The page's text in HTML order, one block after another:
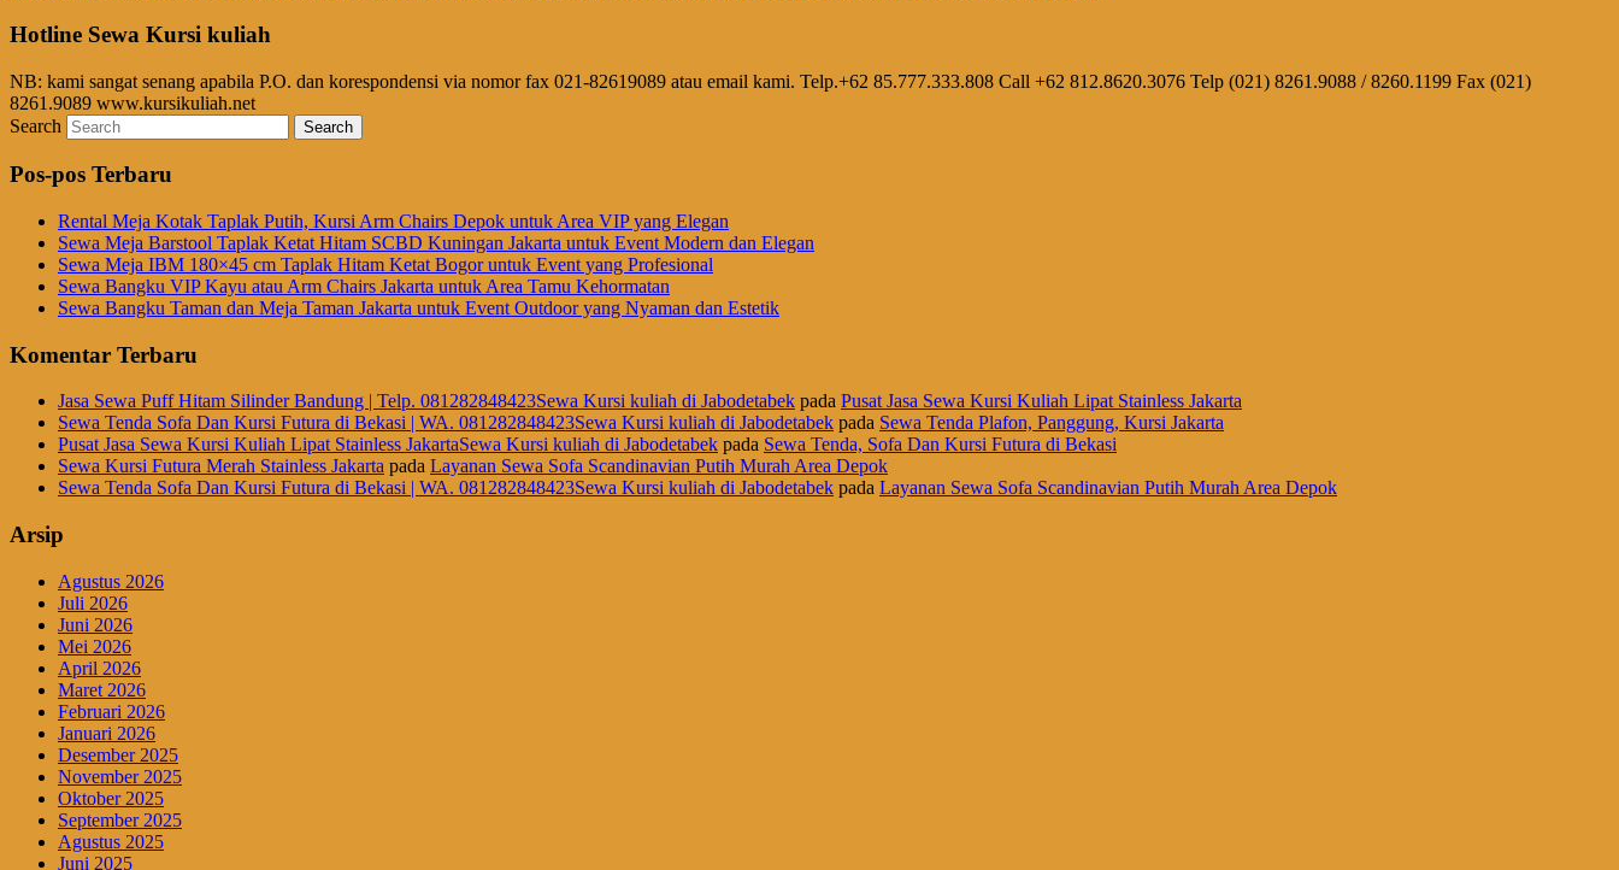
Hotline Sewa Kursi kuliah
NB: kami sangat senang apabila P.O. dan korespondensi via nomor fax 021-82619089 atau email kami. Telp.+62 85.777.333.808 Call +62 812.8620.3076 Telp (021) 8261.9088 / 8260.1199 Fax (021)
8261.9089 www.kursikuliah.net
Search
Pos-pos Terbaru
Rental Meja Kotak Taplak Putih, Kursi Arm Chairs Depok untuk Area VIP yang Elegan
Sewa Meja Barstool Taplak Ketat Hitam SCBD Kuningan Jakarta untuk Event Modern dan Elegan
Sewa Meja IBM 180×45 cm Taplak Hitam Ketat Bogor untuk Event yang Profesional
Sewa Bangku VIP Kayu atau Arm Chairs Jakarta untuk Area Tamu Kehormatan
Sewa Bangku Taman dan Meja Taman Jakarta untuk Event Outdoor yang Nyaman dan Estetik
Komentar Terbaru
Jasa Sewa Puff Hitam Silinder Bandung | Telp. 081282848423Sewa Kursi kuliah di Jabodetabek pada Pusat Jasa Sewa Kursi Kuliah Lipat Stainless Jakarta
Sewa Tenda Sofa Dan Kursi Futura di Bekasi | WA. 081282848423Sewa Kursi kuliah di Jabodetabek pada Sewa Tenda Plafon, Panggung, Kursi Jakarta
Pusat Jasa Sewa Kursi Kuliah Lipat Stainless JakartaSewa Kursi kuliah di Jabodetabek pada Sewa Tenda, Sofa Dan Kursi Futura di Bekasi
Sewa Kursi Futura Merah Stainless Jakarta pada Layanan Sewa Sofa Scandinavian Putih Murah Area Depok
Sewa Tenda Sofa Dan Kursi Futura di Bekasi | WA. 081282848423Sewa Kursi kuliah di Jabodetabek pada Layanan Sewa Sofa Scandinavian Putih Murah Area Depok
Arsip
Agustus 2026
Juli 2026
Juni 2026
Mei 2026
April 2026
Maret 2026
Februari 2026
Januari 2026
Desember 2025
November 2025
Oktober 2025
September 2025
Agustus 2025
Juni 2025